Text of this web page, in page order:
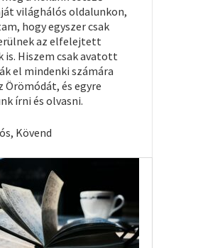
világhálós oldalunkon,
hogy egyszer csak
az elfelejtett
is. Hiszem csak avatott
el mindenki számára
Örömódát, és egyre
írni és olvasni.
Kövend